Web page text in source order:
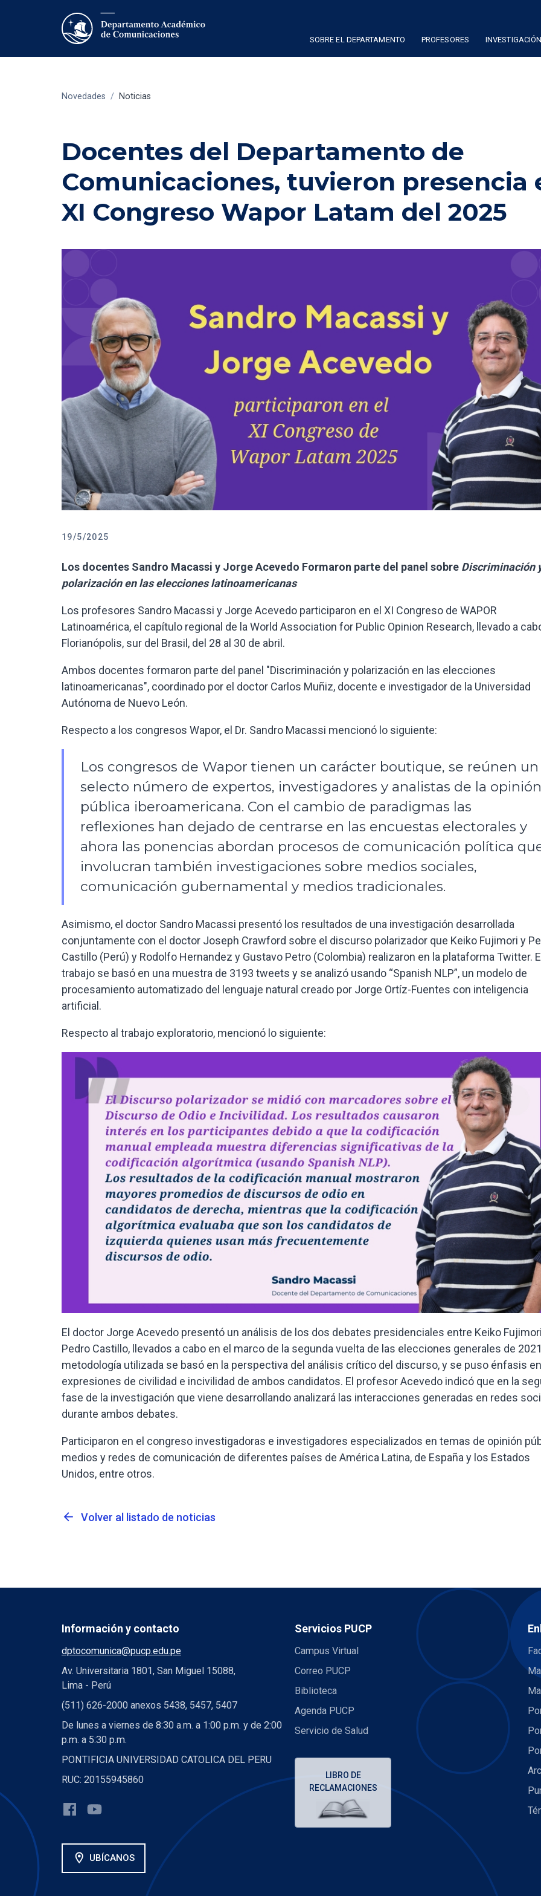
SOBRE EL DEPARTAMENTO PROFESORES INVESTIGACIÓN
Novedades / Noticias
Docentes del Departamento de
Comunicaciones, tuvieron presencia
XI Congreso Wapor Latam del 2025
19/5/2025
Los docentes Sandro Macassi y Jorge Acevedo Formaron parte del panel sobre Discriminación
polarización en las elecciones latinoamericanas
Los profesores Sandro Macassi y Jorge Acevedo participaron en el XI Congreso de WAPOR
Latinoamérica, el capítulo regional de la World Association for Public Opinion Research, llevado a
Florianópolis, sur del Brasil, del 28 al 30 de abril.
Ambos docentes formaron parte del panel "Discriminación y polarización en las elecciones
latinoamericanas", coordinado por el doctor Carlos Muñiz, docente e investigador de la Universidad
Autónoma de Nuevo León.
Respecto a los congresos Wapor, el Dr. Sandro Macassi mencionó lo siguiente:
Los congresos de Wapor tienen un carácter boutique, se reúnen un
selecto número de expertos, investigadores y analistas de la opinión
pública iberoamericana. Con el cambio de paradigmas las
reflexiones han dejado de centrarse en las encuestas electorales y
ahora las ponencias abordan procesos de comunicación política
involucran también investigaciones sobre medios sociales,
comunicación gubernamental y medios tradicionales.
Asimismo, el doctor Sandro Macassi presentó los resultados de una investigación desarrollada
conjuntamente con el doctor Joseph Crawford sobre el discurso polarizador que Keiko Fujimori y
Castillo (Perú) y Rodolfo Hernandez y Gustavo Petro (Colombia) realizaron en la plataforma Twitter.
trabajo se basó en una muestra de 3193 tweets y se analizó usando “Spanish NLP”, un modelo de
procesamiento automatizado del lenguaje natural creado por Jorge Ortíz-Fuentes con inteligencia
artificial.
Respecto al trabajo exploratorio, mencionó lo siguiente:
El doctor Jorge Acevedo presentó un análisis de los dos debates presidenciales entre Keiko
Pedro Castillo, llevados a cabo en el marco de la segunda vuelta de las elecciones generales de
metodología utilizada se basó en la perspectiva del análisis crítico del discurso, y se puso énfasis
expresiones de civilidad e incivilidad de ambos candidatos. El profesor Acevedo indicó que en la
fase de la investigación que viene desarrollando analizará las interacciones generadas en redes
durante ambos debates.
Participaron en el congreso investigadoras e investigadores especializados en temas de opinión
medios y redes de comunicación de diferentes países de América Latina, de España y los Estados
Unidos, entre otros.
arrow_back Volver al listado de noticias
Información y contacto
dptocomunica@pucp.edu.pe
Av. Universitaria 1801, San Miguel 15088,
Lima - Perú
(511) 626-2000 anexos 5438, 5457, 5407
De lunes a viernes de 8:30 a.m. a 1:00 p.m. y de 2:00
p.m. a 5:30 p.m.
PONTIFICIA UNIVERSIDAD CATOLICA DEL PERU
RUC: 20155945860
location_on UBÍCANOS
Servicios PUCP
Campus Virtual
Correo PUCP
Biblioteca
Agenda PUCP
Servicio de Salud
LIBRO DE
RECLAMACIONES